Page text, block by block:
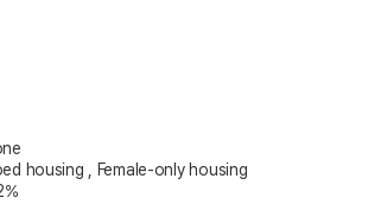
housing , Female-only housing